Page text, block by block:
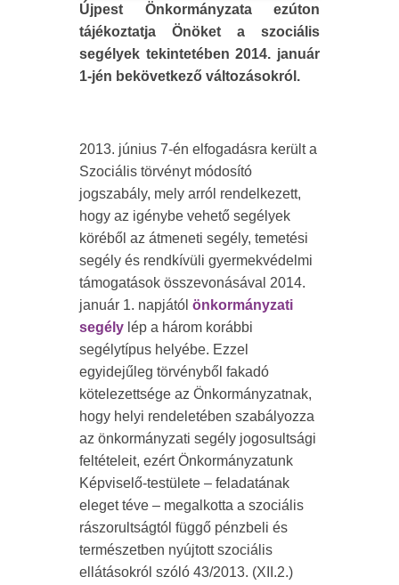
Újpest Önkormányzata ezúton
tájékoztatja Önöket a szociális
segélyek tekintetében 2014. január
1-jén bekövetkező változásokról.
2013. június 7-én elfogadásra került a
Szociális törvényt módosító
jogszabály, mely arról rendelkezett,
hogy az igénybe vehető segélyek
köréből az átmeneti segély, temetési
segély és rendkívüli gyermekvédelmi
támogatások összevonásával 2014.
január 1. napjától önkormányzati
segély lép a három korábbi
segélytípus helyébe. Ezzel
egyidejűleg törvényből fakadó
kötelezettsége az Önkormányzatnak,
hogy helyi rendeletében szabályozza
az önkormányzati segély jogosultsági
feltételeit, ezért Önkormányzatunk
Képviselő-testülete – feladatának
eleget téve – megalkotta a szociális
rászorultságtól függő pénzbeli és
természetben nyújtott szociális
ellátásokról szóló 43/2013. (XII.2.)